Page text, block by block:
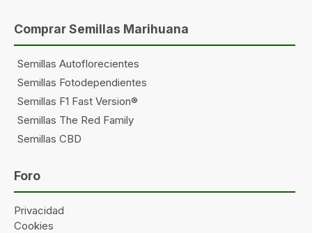
Comprar Semillas Marihuana
Semillas Autoflorecientes
Semillas Fotodependientes
Semillas F1 Fast Version®
Semillas The Red Family
Semillas CBD
Foro
Privacidad
Cookies